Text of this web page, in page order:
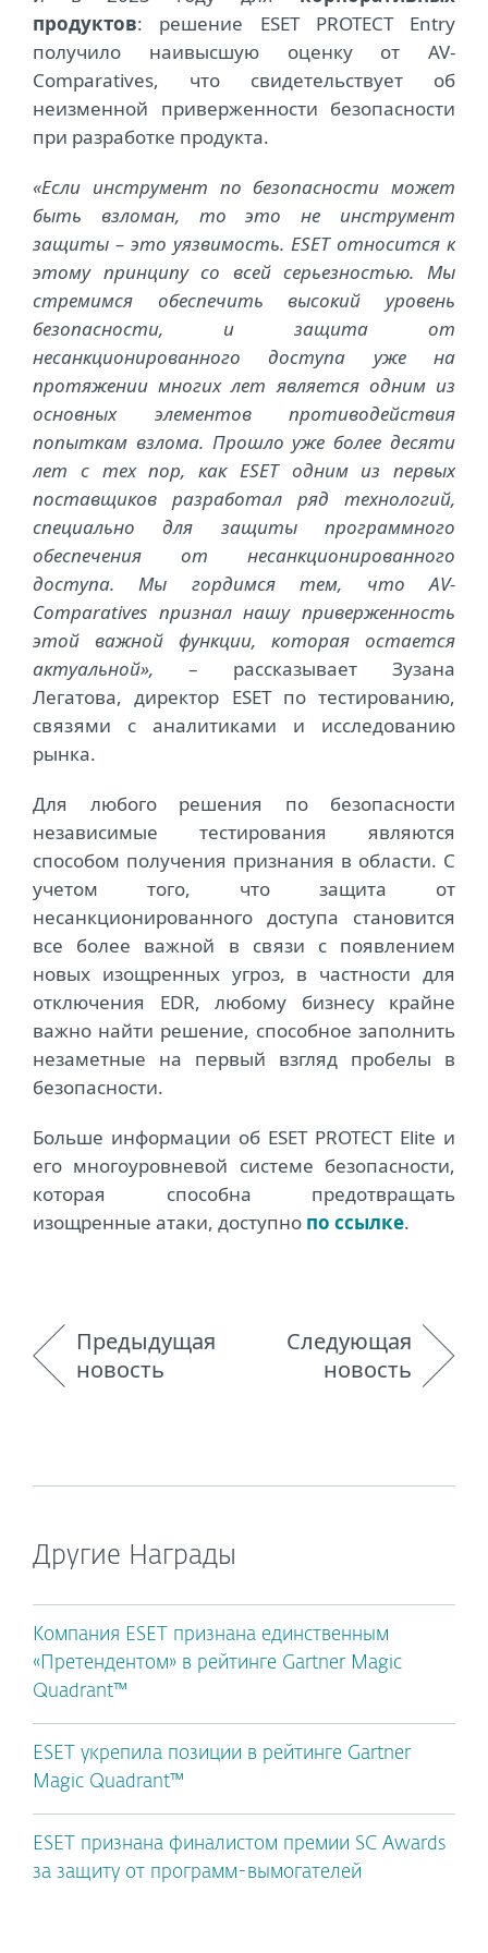
продуктов: решение ESET PROTECT Entry
получило наивысшую оценку от AV-
Comparatives, что свидетельствует об
неизменной приверженности безопасности
при разработке продукта.
«Если инструмент по безопасности может
быть взломан, то это не инструмент
защиты – это уязвимость. ESET относится к
этому принципу со всей серьезностью. Мы
стремимся обеспечить высокий уровень
безопасности, и защита от
несанкционированного доступа уже на
протяжении многих лет является одним из
основных элементов противодействия
попыткам взлома. Прошло уже более десяти
лет с тех пор, как ESET одним из первых
поставщиков разработал ряд технологий,
специально для защиты программного
обеспечения от несанкционированного
доступа. Мы гордимся тем, что AV-
Comparatives признал нашу приверженность
этой важной функции, которая остается
актуальной», – рассказывает Зузана
Легатова, директор ESET по тестированию,
связями с аналитиками и исследованию
рынка.
Для любого решения по безопасности
независимые тестирования являются
способом получения признания в области. С
учетом того, что защита от
несанкционированного доступа становится
все более важной в связи с появлением
новых изощренных угроз, в частности для
отключения EDR, любому бизнесу крайне
важно найти решение, способное заполнить
незаметные на первый взгляд пробелы в
безопасности.
Больше информации об ESET PROTECT Elite и
его многоуровневой системе безопасности,
которая способна предотвращать
изощренные атаки, доступно по ссылке.
Предыдущая
новость
Следующая
новость
Другие Награды
Компания ESET признана единственным
«Претендентом» в рейтинге Gartner Magic
Quadrant™
ESET укрепила позиции в рейтинге Gartner
Magic Quadrant™
ESET признана финалистом премии SC Awards
за защиту от программ-вымогателей